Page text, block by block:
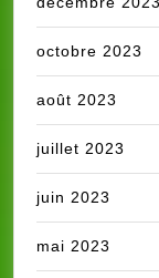
octobre 2023
août 2023
juillet 2023
juin 2023
mai 2023